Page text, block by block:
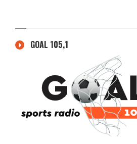
GOAL 105,1